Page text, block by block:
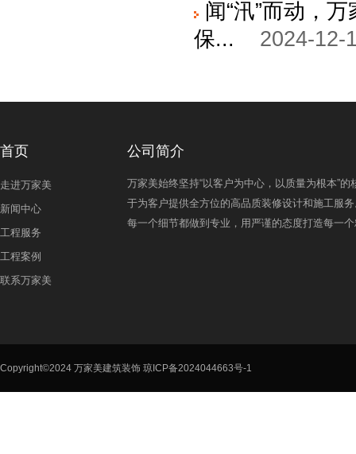
闻“汛”而动，
保...
2024-12-
首页
走进万家美
新闻中心
工程服务
工程案例
联系万家美
公司简介
万家美始终坚持“以客户为中心，以质量为根本”的
于为客户提供全方位的高品质装修设计和施工服
每一个细节都做到专业，用严谨的态度打造每一
Copyright©2024 万家美建筑装饰 琼ICP备2024044663号-1